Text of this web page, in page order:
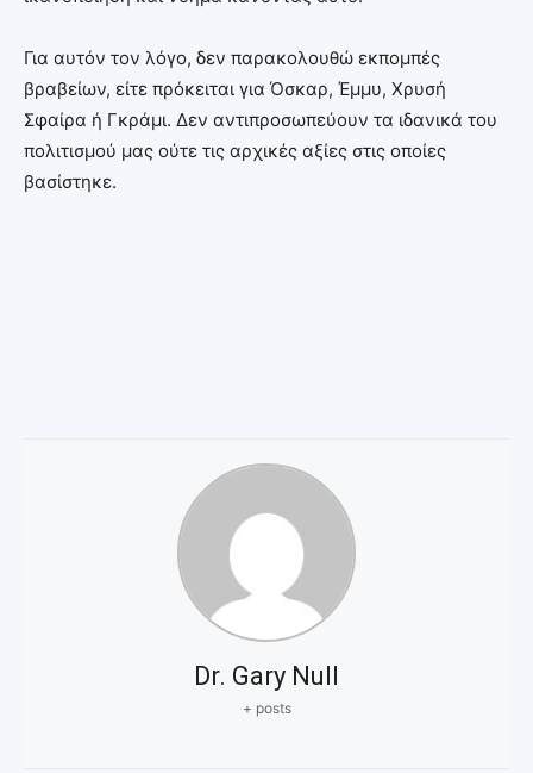
Για αυτόν τον λόγο, δεν παρακολουθώ εκπομπές
βραβείων, είτε πρόκειται για Όσκαρ, Έμμυ, Χρυσή
Σφαίρα ή Γκράμι. Δεν αντιπροσωπεύουν τα ιδανικά του
πολιτισμού μας ούτε τις αρχικές αξίες στις οποίες
βασίστηκε.
Dr. Gary Null
+ posts